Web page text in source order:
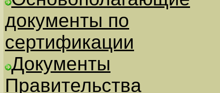
документы по
сертификации
Документы
Правительства